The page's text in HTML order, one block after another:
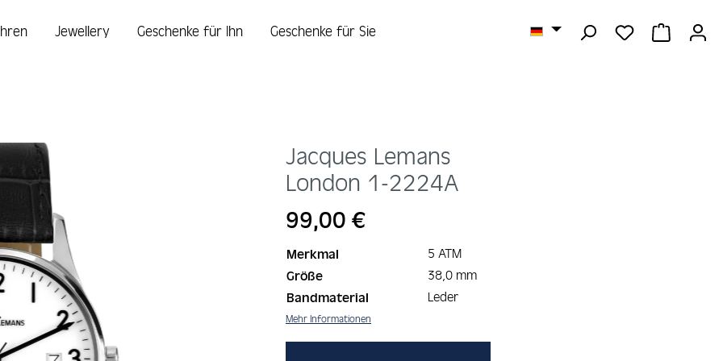
DU HAST 0
Jewellery Geschenke für Ihn Geschenke für Sie
Jacques Lemans
London 1-2224A
Regulärer Preis:
99,00 €
Merkmal 5 ATM
Größe 38,0 mm
Bandmaterial Leder
Mehr Informationen